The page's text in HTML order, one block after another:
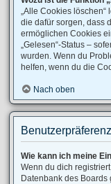
„Alle Cookies löschen“
die dafür sorgen, dass
ermöglichen Cookies
„Gelesen“-Status –
wurden. Wenn du
helfen, wenn du die
Nach oben
Wie kann ich meine
Wenn du dich
Datenbank des